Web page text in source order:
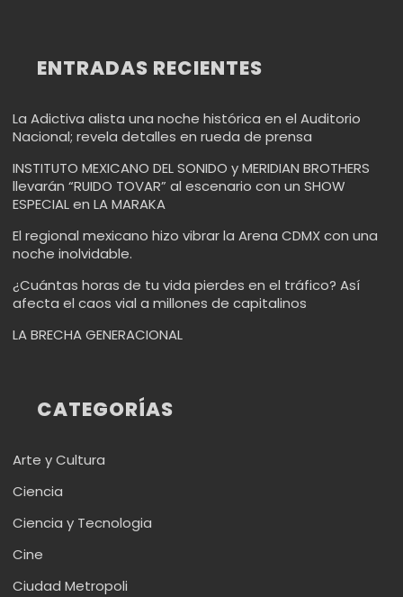
ENTRADAS RECIENTES
La Adictiva alista una noche histórica en el Auditorio
Nacional; revela detalles en rueda de prensa
INSTITUTO MEXICANO DEL SONIDO y MERIDIAN BROTHERS
llevarán “RUIDO TOVAR” al escenario con un SHOW
ESPECIAL en LA MARAKA
El regional mexicano hizo vibrar la Arena CDMX con una
noche inolvidable.
¿Cuántas horas de tu vida pierdes en el tráfico? Así
afecta el caos vial a millones de capitalinos
LA BRECHA GENERACIONAL
CATEGORÍAS
Arte y Cultura
Ciencia
Ciencia y Tecnologia
Cine
Ciudad Metropoli